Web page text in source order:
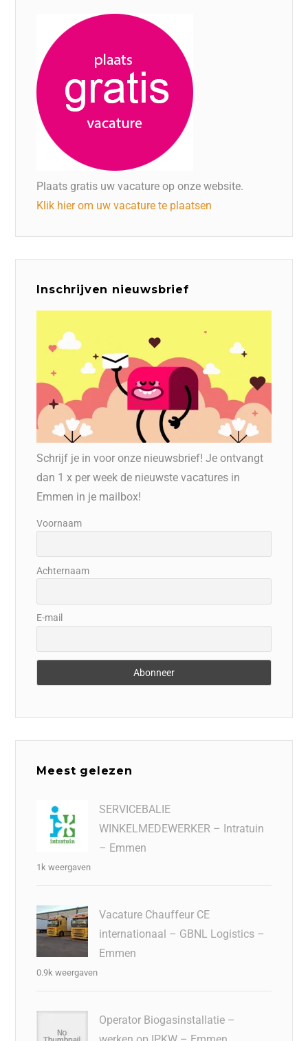
Plaats gratis uw vacature op onze website.
Klik hier om uw vacature te plaatsen
Inschrijven nieuwsbrief
Schrijf je in voor onze nieuwsbrief! Je ontvangt
dan 1 x per week de nieuwste vacatures in
Emmen in je mailbox!
Voornaam
Achternaam
E-mail
Meest gelezen
SERVICEBALIE
WINKELMEDEWERKER – Intratuin
– Emmen
1k weergaven
Vacature Chauffeur CE
internationaal – GBNL Logistics –
Emmen
0.9k weergaven
Operator Biogasinstallatie –